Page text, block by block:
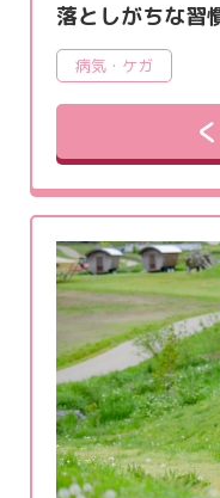
落としがちな習
病気・ケガ